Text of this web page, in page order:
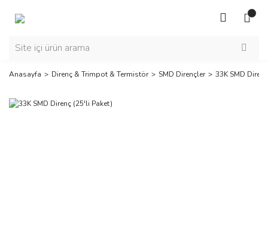
Anasayfa Direnç & Trimpot & Termistör SMD Dirençler 33K SMD